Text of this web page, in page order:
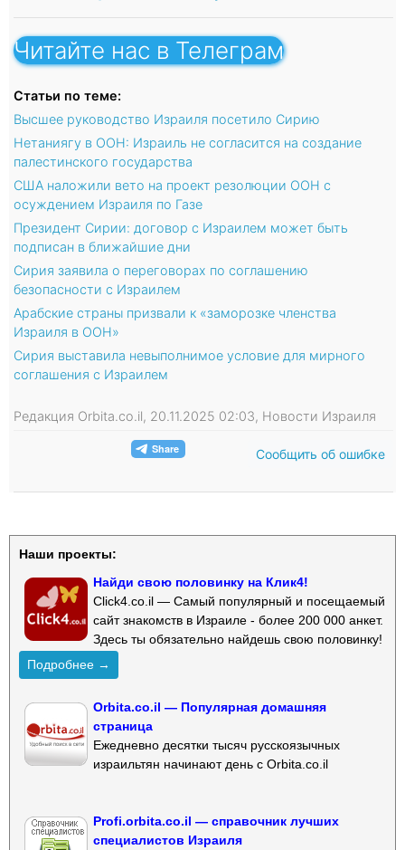
Читайте нас в Телеграм
Статьи по теме:
Высшее руководство Израиля посетило Сирию
Нетаниягу в ООН: Израиль не согласится на создание
палестинского государства
США наложили вето на проект резолюции ООН с
осуждением Израиля по Газе
Президент Сирии: договор с Израилем может быть
подписан в ближайшие дни
Сирия заявила о переговорах по соглашению
безопасности с Израилем
Арабские страны призвали к «заморозке членства
Израиля в ООН»
Сирия выставила невыполнимое условие для мирного
соглашения с Израилем
Редакция Orbita.co.il, 20.11.2025 02:03, Новости Израиля
Сообщить об ошибке
Наши проекты:
Найди свою половинку на Клик4!
Click4.co.il — Самый популярный и посещаемый
сайт знакомств в Израиле - более 200 000 анкет.
Здесь ты обязательно найдешь свою половинку!
Подробнее →
Orbita.co.il — Популярная домашняя
страница
Ежедневно десятки тысяч русскоязычных
израильтян начинают день с Orbita.co.il
Profi.orbita.co.il — справочник лучших
специалистов Израиля